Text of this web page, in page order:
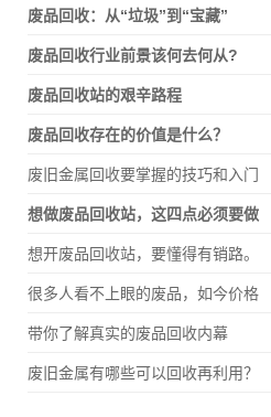
废品回收：从“垃圾”到“宝藏”
废品回收行业前景该何去何从?
废品回收站的艰辛路程
废品回收存在的价值是什么？
废旧金属回收要掌握的技巧和入门
想做废品回收站，这四点必须要做
想开废品回收站，要懂得有销路。
很多人看不上眼的废品，如今价格
带你了解真实的废品回收内幕
废旧金属有哪些可以回收再利用？